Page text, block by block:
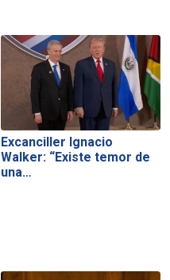
Excanciller Ignacio
Walker: “Existe temor de
una…